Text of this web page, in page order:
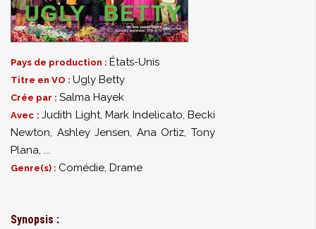
Pays de production : États-Unis
Titre en VO : Ugly Betty
Crée par : Salma Hayek
Avec : Judith Light, Mark Indelicato, Becki
Newton, Ashley Jensen, Ana Ortiz,Tony
Plana, ...
Genre(s) : Comédie, Drame
Synopsis :